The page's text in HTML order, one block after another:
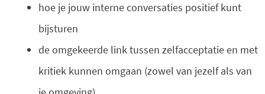
hoe je jouw interne conversaties positief kunt
bijsturen
de omgekeerde link tussen zelfacceptatie en met
kritiek kunnen omgaan (zowel van jezelf als van